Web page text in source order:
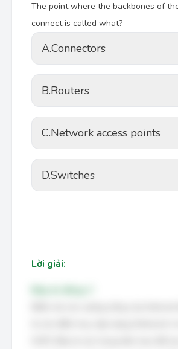
The point where the backbones of
connect is called what?
A.Connectors
B.Routers
C.Network access points
D.Switches
Lời giải: